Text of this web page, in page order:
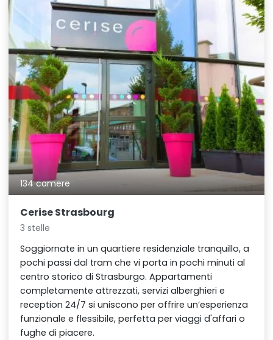
134 camere
Cerise Strasbourg
3 stelle
Soggiornate in un quartiere residenziale tranquillo, a
pochi passi dal tram che vi porta in pochi minuti al
centro storico di Strasburgo. Appartamenti
completamente attrezzati, servizi alberghieri e
reception 24/7 si uniscono per offrire un’esperienza
funzionale e flessibile, perfetta per viaggi d'affari o
fughe di piacere.